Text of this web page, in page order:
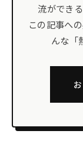
流ができ
この記事へ
んな「